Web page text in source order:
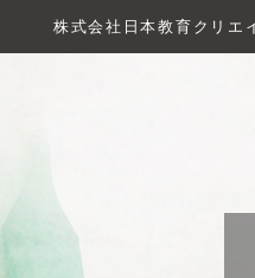
株式会社日本教育クリ